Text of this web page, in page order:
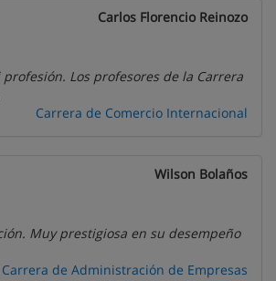
Carlos Florencio Reinozo
Los profesores de la Carrera
Carrera de Comercio Internacional
Wilson Bolaños
Muy prestigiosa en su desempeño
Carrera de Administración de Empresas